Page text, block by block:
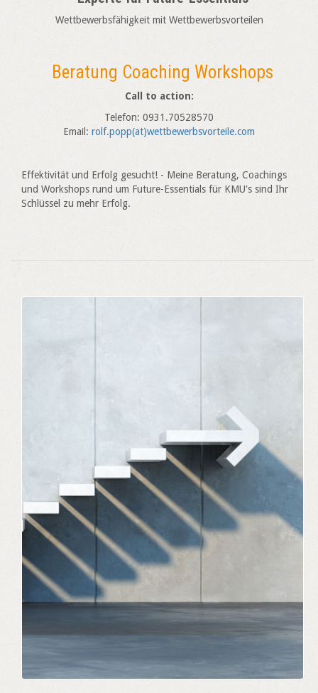
Wettbewerbsfähigkeit mit Wettbewerbsvorteilen
Beratung Coaching Workshops
Call to action:
Telefon: 0931.70528570
Email: rolf.popp(at)wettbewerbsvorteile.com
Effektivität und Erfolg gesucht! - Meine Beratung, Coachings
und Workshops rund um Future-Essentials für KMU's sind Ihr
Schlüssel zu mehr Erfolg.